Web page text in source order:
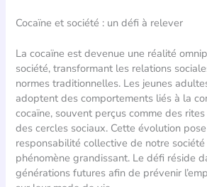
Cocaïne et société : un défi à relever
La cocaïne est devenue une réalité
société, transformant les relations
normes traditionnelles. Les jeunes
adoptent des comportements liés à la
cocaïne, souvent perçus comme des
des cercles sociaux. Cette évolution
responsabilité collective de notre société
phénomène grandissant. Le défi réside
générations futures afin de prévenir